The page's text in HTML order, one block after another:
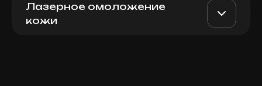
Лазерное омоложение
кожи